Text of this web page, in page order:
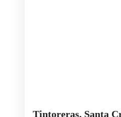
Tintoreras, Santa